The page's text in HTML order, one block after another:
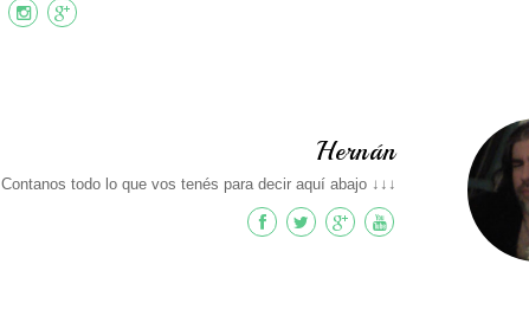
Hernán
Contanos todo lo que vos tenés para decir aquí abajo ↓↓↓